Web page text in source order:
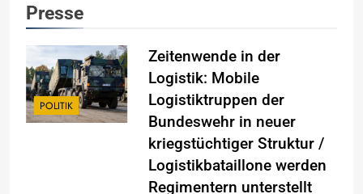
Presse
POLITIK
Zeitenwende in der
Logistik: Mobile
Logistiktruppen der
Bundeswehr in neuer
kriegstüchtiger Struktur /
Logistikbataillone werden
Regimentern unterstellt